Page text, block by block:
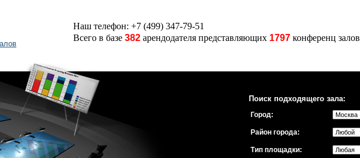
Наш телефон: +7 (499) 347-79-51
Всего в базе 382 арендодателя представляющих 1797 конференц залов
Поиск подходящего зала:
Город:
Район города:
Тип площадки: